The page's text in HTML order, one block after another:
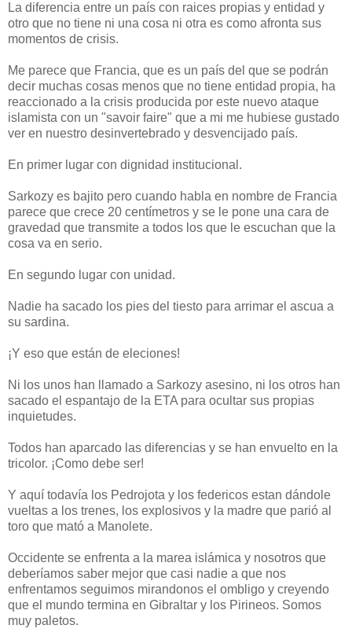
La diferencia entre un país con raices propias y entidad y
otro que no tiene ni una cosa ni otra es como afronta sus
momentos de crisis.
Me parece que Francia, que es un país del que se podrán
decir muchas cosas menos que no tiene entidad propia, ha
reaccionado a la crisis producida por este nuevo ataque
islamista con un "savoir faire" que a mi me hubiese gustado
ver en nuestro desinvertebrado y desvencijado país.
En primer lugar con dignidad institucional.
Sarkozy es bajito pero cuando habla en nombre de Francia
parece que crece 20 centímetros y se le pone una cara de
gravedad que transmite a todos los que le escuchan que la
cosa va en serio.
En segundo lugar con unidad.
Nadie ha sacado los pies del tiesto para arrimar el ascua a
su sardina.
¡Y eso que están de eleciones!
Ni los unos han llamado a Sarkozy asesino, ni los otros han
sacado el espantajo de la ETA para ocultar sus propias
inquietudes.
Todos han aparcado las diferencias y se han envuelto en la
tricolor. ¡Como debe ser!
Y aquí todavía los Pedrojota y los federicos estan dándole
vueltas a los trenes, los explosivos y la madre que parió al
toro que mató a Manolete.
Occidente se enfrenta a la marea islámica y nosotros que
deberíamos saber mejor que casi nadie a que nos
enfrentamos seguimos mirandonos el ombligo y creyendo
que el mundo termina en Gibraltar y los Pirineos. Somos
muy paletos.